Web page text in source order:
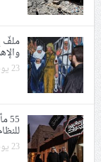
ملفّ
23 يونيو 2026
23 يونيو 2026